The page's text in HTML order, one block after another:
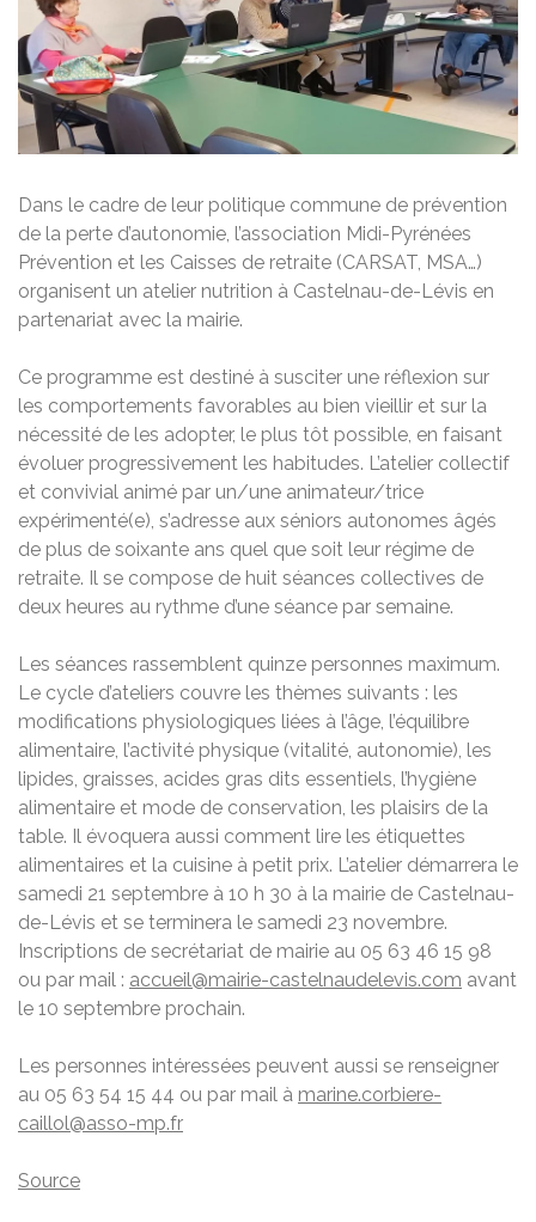
Dans le cadre de leur politique commune de prévention
de la perte d’autonomie, l’association Midi-Pyrénées
Prévention et les Caisses de retraite (CARSAT, MSA…)
organisent un atelier nutrition à Castelnau-de-Lévis en
partenariat avec la mairie.
Ce programme est destiné à susciter une réflexion sur
les comportements favorables au bien vieillir et sur la
nécessité de les adopter, le plus tôt possible, en faisant
évoluer progressivement les habitudes. L’atelier collectif
et convivial animé par un/une animateur/trice
expérimenté(e), s’adresse aux séniors autonomes âgés
de plus de soixante ans quel que soit leur régime de
retraite. Il se compose de huit séances collectives de
deux heures au rythme d’une séance par semaine.
Les séances rassemblent quinze personnes maximum.
Le cycle d’ateliers couvre les thèmes suivants : les
modifications physiologiques liées à l’âge, l’équilibre
alimentaire, l’activité physique (vitalité, autonomie), les
lipides, graisses, acides gras dits essentiels, l’hygiène
alimentaire et mode de conservation, les plaisirs de la
table. Il évoquera aussi comment lire les étiquettes
alimentaires et la cuisine à petit prix. L’atelier démarrera le
samedi 21 septembre à 10 h 30 à la mairie de Castelnau-
de-Lévis et se terminera le samedi 23 novembre.
Inscriptions de secrétariat de mairie au 05 63 46 15 98
ou par mail : accueil@mairie-castelnaudelevis.com avant
le 10 septembre prochain.
Les personnes intéressées peuvent aussi se renseigner
au 05 63 54 15 44 ou par mail à marine.corbiere-
caillol@asso-mp.fr
Source